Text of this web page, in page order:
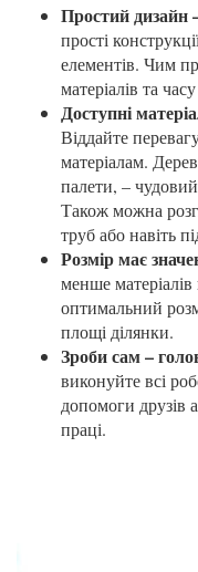
Простий дизайн
прості
елементів. Чим
матеріалів та
Доступні
Віддайте
матеріалам.
палети, –
Також можна
труб або навіть
Розмір має
менше
оптимальний
площі ділянки.
Зроби сам –
виконуйте всі
допомоги друзів
праці.